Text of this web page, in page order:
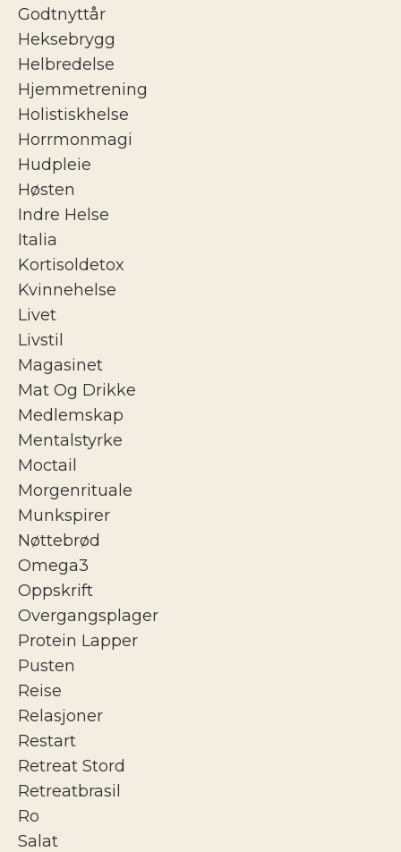
Godtnyttår
Heksebrygg
Helbredelse
Hjemmetrening
Holistiskhelse
Horrmonmagi
Hudpleie
Høsten
Indre Helse
Italia
Kortisoldetox
Kvinnehelse
Livet
Livstil
Magasinet
Mat Og Drikke
Medlemskap
Mentalstyrke
Moctail
Morgenrituale
Munkspirer
Nøttebrød
Omega3
Oppskrift
Overgangsplager
Protein Lapper
Pusten
Reise
Relasjoner
Restart
Retreat Stord
Retreatbrasil
Ro
Salat